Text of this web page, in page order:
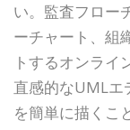
い。監査フロー
ーチャート、組
トするオンライ
直感的なUMLエ
を簡単に描くこ